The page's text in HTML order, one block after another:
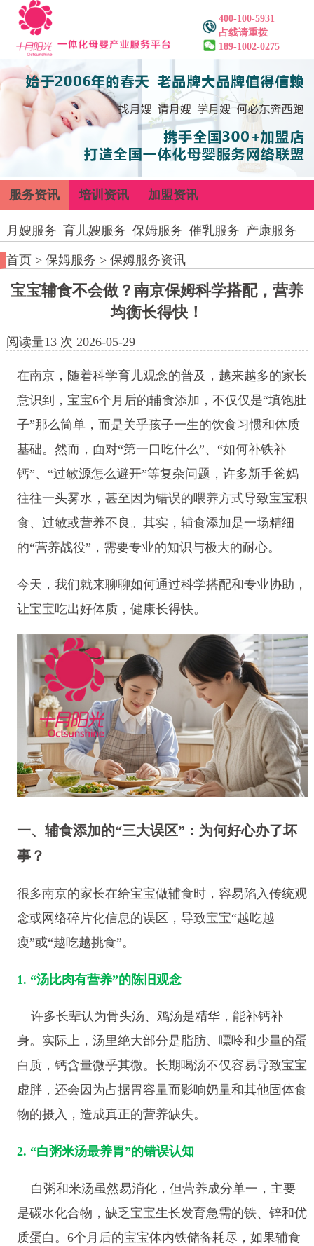
400-100-5931
占线请重拨
189-1002-0275
服务资讯 培训资讯 加盟资讯
月嫂服务 育儿嫂服务 保姆服务 催乳服务 产康服务
首页> 保姆服务 > 保姆服务资讯
宝宝辅食不会做？南京保姆科学搭配，营养
均衡长得快！
阅读量13 次 2026-05-29
在南京，随着科学育儿观念的普及，越来越多的家长
意识到，宝宝6个月后的辅食添加，不仅仅是“填饱肚
子”那么简单，而是关乎孩子一生的饮食习惯和体质
基础。然而，面对“第一口吃什么”、“如何补铁补
钙”、“过敏源怎么避开”等复杂问题，许多新手爸妈
往往一头雾水，甚至因为错误的喂养方式导致宝宝积
食、过敏或营养不良。其实，辅食添加是一场精细
的“营养战役”，需要专业的知识与极大的耐心。
今天，我们就来聊聊如何通过科学搭配和专业协助，
让宝宝吃出好体质，健康长得快。
一、辅食添加的“三大误区”：为何好心办了坏
事？
很多南京的家长在给宝宝做辅食时，容易陷入传统观
念或网络碎片化信息的误区，导致宝宝“越吃越
瘦”或“越吃越挑食”。
1. “汤比肉有营养”的陈旧观念
许多长辈认为骨头汤、鸡汤是精华，能补钙补
身。实际上，汤里绝大部分是脂肪、嘌呤和少量的蛋
白质，钙含量微乎其微。长期喝汤不仅容易导致宝宝
虚胖，还会因为占据胃容量而影响奶量和其他固体食
物的摄入，造成真正的营养缺失。
2. “白粥米汤最养胃”的错误认知
白粥和米汤虽然易消化，但营养成分单一，主要
是碳水化合物，缺乏宝宝生长发育急需的铁、锌和优
质蛋白。6个月后的宝宝体内铁储备耗尽，如果辅食